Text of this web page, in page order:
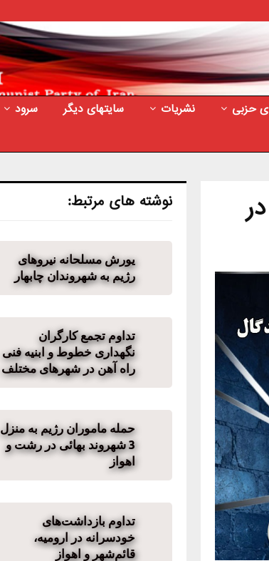
حزبی نشریات سایتهای دیگر سرود
نوشته های مرتبط:
یورش مسلحانه نیروهای
رژیم به شهروندان چابهار
تداوم تجمع کارگران
نگهداری خطوط و ابنیه فنی
راه آهن در شهرهای مختلف
حمله ماموران رژیم به منزل
3 شهروند بهائی در رشت و
اهواز
تداوم بازداشت‌های
خودسرانه در ارومیه،
قائم‌شهر و اهواز